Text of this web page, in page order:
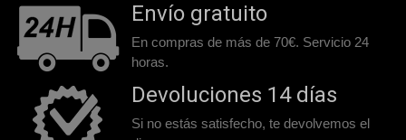
Envío gratuito
En compras de más de 70€. Servicio 24
horas.
Devoluciones 14 días
Si no estás satisfecho, te devolvemos el